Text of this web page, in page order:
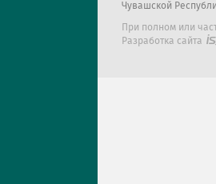
Чувашской
При полном или
Разработка сайта